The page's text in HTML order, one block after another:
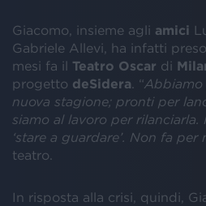
Giacomo, insieme agli amici
Gabriele Allevi, ha infatti
mesi fa il Teatro Oscar di
progetto deSidera . “Abbiamo
nuova stagione; pronti per
siamo al lavoro per rilanciarla.
‘stare a guardare’. Non fa per
teatro.
In risposta alla crisi, quindi,